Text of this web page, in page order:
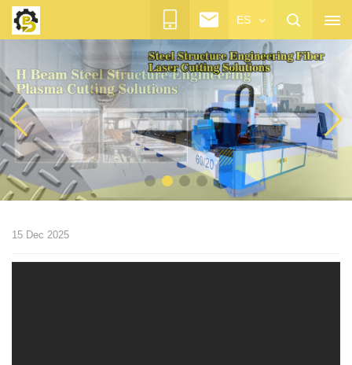
ES
15 Dec 2025